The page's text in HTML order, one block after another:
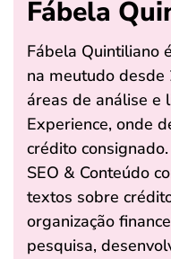
Fábela
Fábela Quintiliano
na meutudo desde
áreas de análise e
Experience, onde
crédito
SEO & Conteúdo
textos sobre
organização
pesquisa,